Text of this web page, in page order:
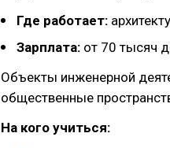
Где работает:
Зарплата: от 70 тысяч
Объекты инженерной
общественные
На кого учиться: